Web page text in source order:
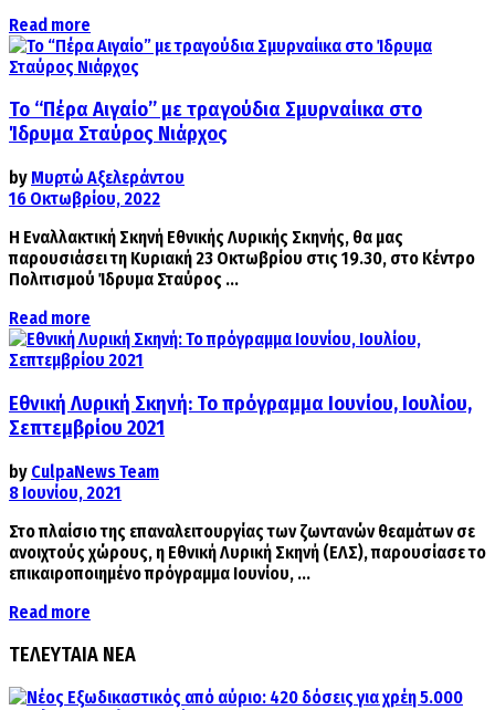
Read more
Το “Πέρα Αιγαίο” με τραγούδια Σμυρναίικα στο
Ίδρυμα Σταύρος Νιάρχος
by Μυρτώ Αξελεράντου
16 Οκτωβρίου, 2022
Η Εναλλακτική Σκηνή Εθνικής Λυρικής Σκηνής, θα μας
παρουσιάσει τη Κυριακή 23 Οκτωβρίου στις 19.30, στο Κέντρο
Πολιτισμού Ίδρυμα Σταύρος ...
Read more
Εθνική Λυρική Σκηνή: Το πρόγραμμα Ιουνίου, Ιουλίου,
Σεπτεμβρίου 2021
by CulpaNews Team
8 Ιουνίου, 2021
Στο πλαίσιο της επαναλειτουργίας των ζωντανών θεαμάτων σε
ανοιχτούς χώρους, η Εθνική Λυρική Σκηνή (ΕΛΣ), παρουσίασε το
επικαιροποιημένο πρόγραμμα Ιουνίου, ...
Read more
ΤΕΛΕΥΤΑΙΑ ΝΕΑ